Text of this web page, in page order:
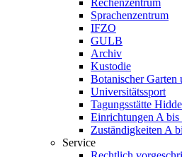
Rechenzentrum
Sprachenzentrum
IFZO
GULB
Archiv
Kustodie
Botanischer Garten
Universitätssport
Tagungsstätte
Einrichtungen A bis
Zuständigkeiten A
Service